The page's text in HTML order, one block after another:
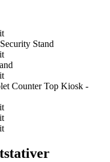
Stand
Counter Top Kiosk -